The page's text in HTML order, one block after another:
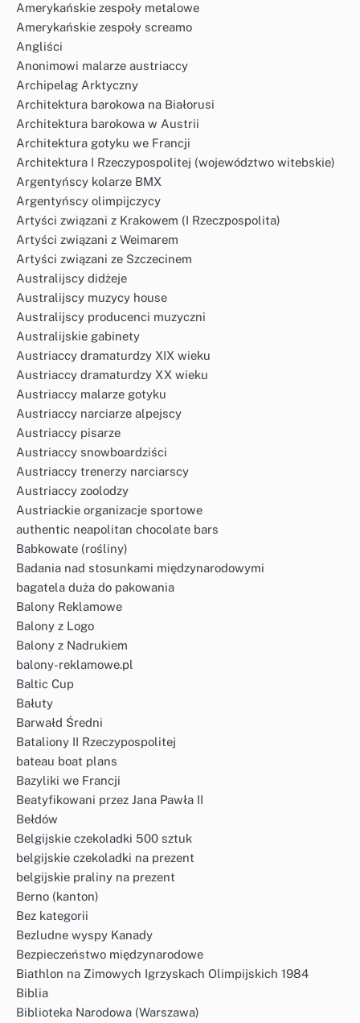
Amerykańskie zespoły metalowe
Amerykańskie zespoły screamo
Angliści
Anonimowi malarze austriaccy
Archipelag Arktyczny
Architektura barokowa na Białorusi
Architektura barokowa w Austrii
Architektura gotyku we Francji
Architektura I Rzeczypospolitej (województwo witebskie)
Argentyńscy kolarze BMX
Argentyńscy olimpijczycy
Artyści związani z Krakowem (I Rzeczpospolita)
Artyści związani z Weimarem
Artyści związani ze Szczecinem
Australijscy didżeje
Australijscy muzycy house
Australijscy producenci muzyczni
Australijskie gabinety
Austriaccy dramaturdzy XIX wieku
Austriaccy dramaturdzy XX wieku
Austriaccy malarze gotyku
Austriaccy narciarze alpejscy
Austriaccy pisarze
Austriaccy snowboardziści
Austriaccy trenerzy narciarscy
Austriaccy zoolodzy
Austriackie organizacje sportowe
authentic neapolitan chocolate bars
Babkowate (rośliny)
Badania nad stosunkami międzynarodowymi
bagatela duża do pakowania
Balony Reklamowe
Balony z Logo
Balony z Nadrukiem
balony-reklamowe.pl
Baltic Cup
Bałuty
Barwałd Średni
Bataliony II Rzeczypospolitej
bateau boat plans
Bazyliki we Francji
Beatyfikowani przez Jana Pawła II
Bełdów
Belgijskie czekoladki 500 sztuk
belgijskie czekoladki na prezent
belgijskie praliny na prezent
Berno (kanton)
Bez kategorii
Bezludne wyspy Kanady
Bezpieczeństwo międzynarodowe
Biathlon na Zimowych Igrzyskach Olimpijskich 1984
Biblia
Biblioteka Narodowa (Warszawa)